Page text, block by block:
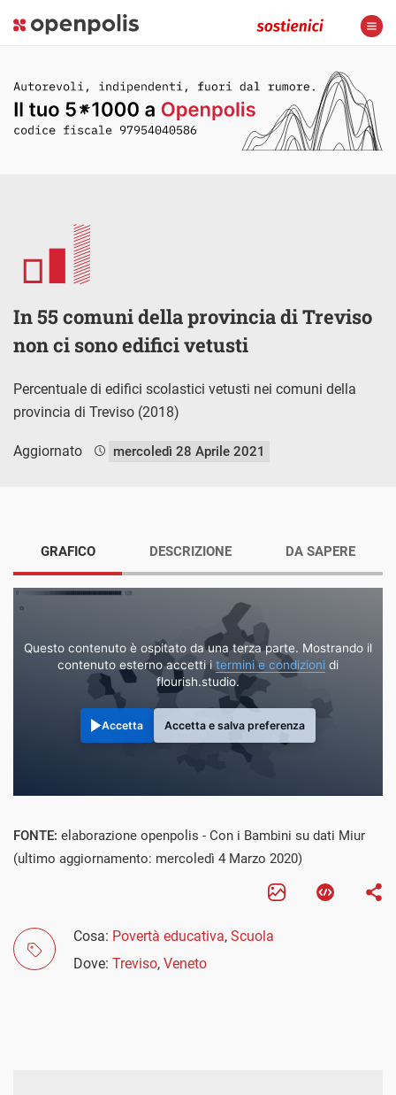
In 55 comuni della provincia di Treviso
non ci sono edifici vetusti
Percentuale di edifici scolastici vetusti nei comuni della
provincia di Treviso (2018)
Aggiornato mercoledì 28 Aprile 2021
GRAFICO
Questo contenuto è ospitato da una terza parte. Mostrando il
contenuto esterno accetti i termini e condizioni di
flourish.studio.
Accetta Accetta e salva preferenza
DESCRIZIONE DA SAPERE
FONTE: elaborazione openpolis - Con i Bambini su dati Miur
(ultimo aggiornamento: mercoledì 4 Marzo 2020)
Cosa: Povertà educativa, Scuola
Dove: Treviso, Veneto